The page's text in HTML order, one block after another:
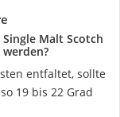
Malt Scotch
entfaltet, sollte
19 bis 22 Grad